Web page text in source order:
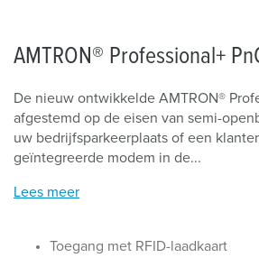
AMTRON® Professional+
De nieuw ontwikkelde AMTRON®
afgestemd op de eisen van semi-
uw bedrijfsparkeerplaats of een
geïntegreerde modem in de...
Lees meer
Toegang met RFID-laadkaart